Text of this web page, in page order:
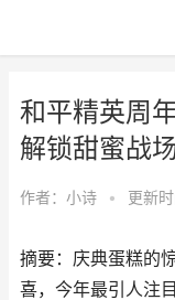
和平精英周
解锁甜蜜战
作者： 小诗 • 更新
摘要：庆典蛋糕的
喜，今年最引人注